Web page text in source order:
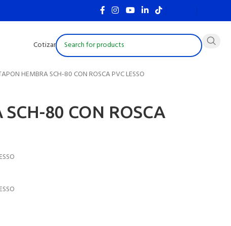
Cotizar
HEMBRA SCH-80 CON ROSCA PVC LESSO
80 CON ROSCA